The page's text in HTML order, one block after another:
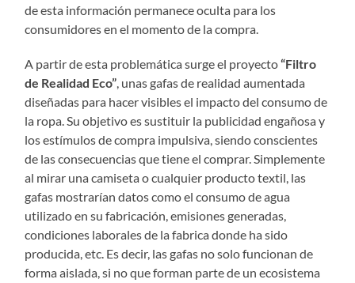
de esta información permanece oculta para los
consumidores en el momento de la compra.
A partir de esta problemática surge el proyecto“Filtro
de Realidad Eco”, unas gafas de realidad aumentada
diseñadas para hacer visibles el impacto del consumo de
la ropa. Su objetivo es sustituir la publicidad engañosa y
los estímulos de compra impulsiva, siendo conscientes
de las consecuencias que tiene el comprar. Simplemente
al mirar una camiseta o cualquier producto textil, las
gafas mostrarían datos como el consumo de agua
utilizado en su fabricación, emisiones generadas,
condiciones laborales de la fabrica donde ha sido
producida, etc. Es decir, las gafas no solo funcionan de
forma aislada, si no que forman parte de un ecosistema